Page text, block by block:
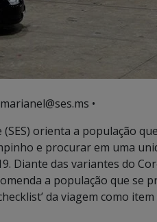
•
orienta a população
e procurar em uma
Diante das variantes do
a população que se
da viagem como